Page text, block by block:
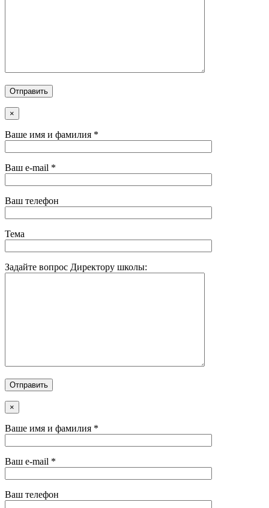
×
Ваше имя и фамилия *
Ваш e-mail *
Ваш телефон
Тема
Задайте вопрос Директору школы:
×
Ваше имя и фамилия *
Ваш e-mail *
Ваш телефон